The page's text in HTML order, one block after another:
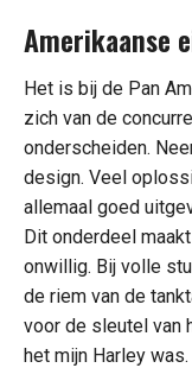
Amerikaanse
Het is bij de Pan
zich van de
onderscheiden.
design. Veel
allemaal goed
Dit onderdeel
onwillig. Bij volle
de riem van de
voor de sleutel van
het mijn Harley was.